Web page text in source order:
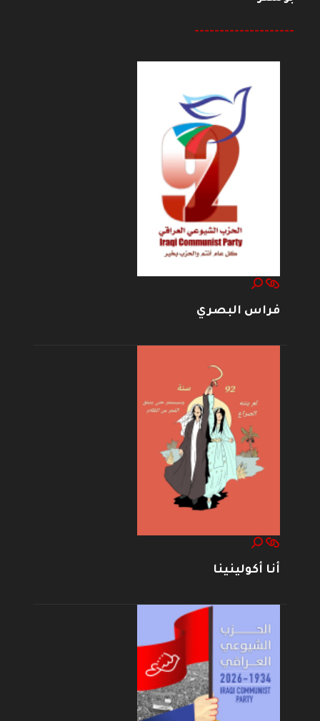
--------------------
فراس البصري
أنا أكولينينا